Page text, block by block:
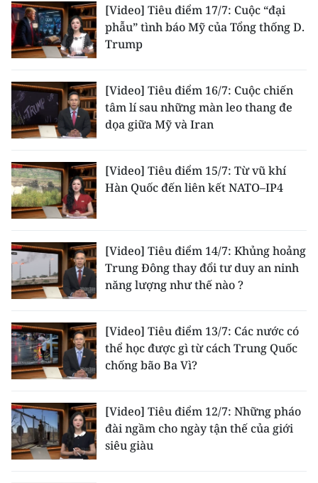
[Video] Tiêu điểm 17/7: Cuộc “đại
phẫu” tình báo Mỹ của Tổng thống D.
Trump
[Video] Tiêu điểm 16/7: Cuộc chiến
tâm lí sau những màn leo thang đe
dọa giữa Mỹ và Iran
[Video] Tiêu điểm 15/7: Từ vũ khí
Hàn Quốc đến liên kết NATO–IP4
[Video] Tiêu điểm 14/7: Khủng hoảng
Trung Đông thay đổi tư duy an ninh
năng lượng như thế nào ?
[Video] Tiêu điểm 13/7: Các nước có
thể học được gì từ cách Trung Quốc
chống bão Ba Vì?
[Video] Tiêu điểm 12/7: Những pháo
đài ngầm cho ngày tận thế của giới
siêu giàu